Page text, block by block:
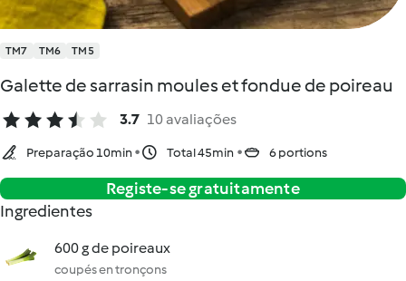
TM7 TM6 TM5
Galette de sarrasin moules et fondue de poireau
3.7 10 avaliações
Preparação 10min Total 45min 6 portions
Registe-se gratuitamente
Ingredientes
600 g de poireaux
coupés en tronçons